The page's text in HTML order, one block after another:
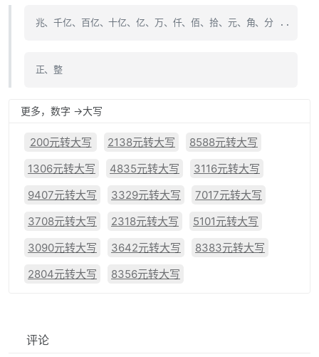
兆、千亿、百亿、十亿、亿、万、仟、佰、拾、元、角、分 ..
正、整
更多，数字 ->大写
200元转大写 2138元转大写
8588元转大写
1306元转大写
4835元转大写
3116元转大写
9407元转大写
3329元转大写
7017元转大写
3708元转大写
2318元转大写
5101元转大写
3090元转大写
3642元转大写
8383元转大写
2804元转大写
8356元转大写
评论